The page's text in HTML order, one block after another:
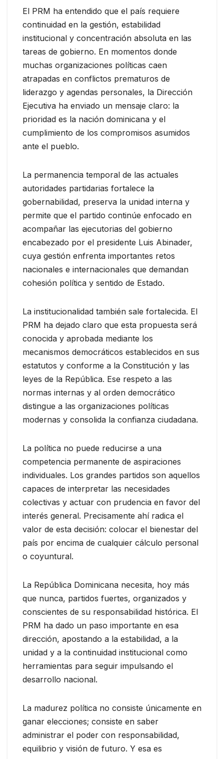
El PRM ha entendido que el país requiere
continuidad en la gestión, estabilidad
institucional y concentración absoluta en las
tareas de gobierno. En momentos donde
muchas organizaciones políticas caen
atrapadas en conflictos prematuros de
liderazgo y agendas personales, la Dirección
Ejecutiva ha enviado un mensaje claro: la
prioridad es la nación dominicana y el
cumplimiento de los compromisos asumidos
ante el pueblo.
La permanencia temporal de las actuales
autoridades partidarias fortalece la
gobernabilidad, preserva la unidad interna y
permite que el partido continúe enfocado en
acompañar las ejecutorias del gobierno
encabezado por el presidente Luis Abinader,
cuya gestión enfrenta importantes retos
nacionales e internacionales que demandan
cohesión política y sentido de Estado.
La institucionalidad también sale fortalecida. El
PRM ha dejado claro que esta propuesta será
conocida y aprobada mediante los
mecanismos democráticos establecidos en sus
estatutos y conforme a la Constitución y las
leyes de la República. Ese respeto a las
normas internas y al orden democrático
distingue a las organizaciones políticas
modernas y consolida la confianza ciudadana.
La política no puede reducirse a una
competencia permanente de aspiraciones
individuales. Los grandes partidos son aquellos
capaces de interpretar las necesidades
colectivas y actuar con prudencia en favor del
interés general. Precisamente ahí radica el
valor de esta decisión: colocar el bienestar del
país por encima de cualquier cálculo personal
o coyuntural.
La República Dominicana necesita, hoy más
que nunca, partidos fuertes, organizados y
conscientes de su responsabilidad histórica. El
PRM ha dado un paso importante en esa
dirección, apostando a la estabilidad, a la
unidad y a la continuidad institucional como
herramientas para seguir impulsando el
desarrollo nacional.
La madurez política no consiste únicamente en
ganar elecciones; consiste en saber
administrar el poder con responsabilidad,
equilibrio y visión de futuro. Y esa es